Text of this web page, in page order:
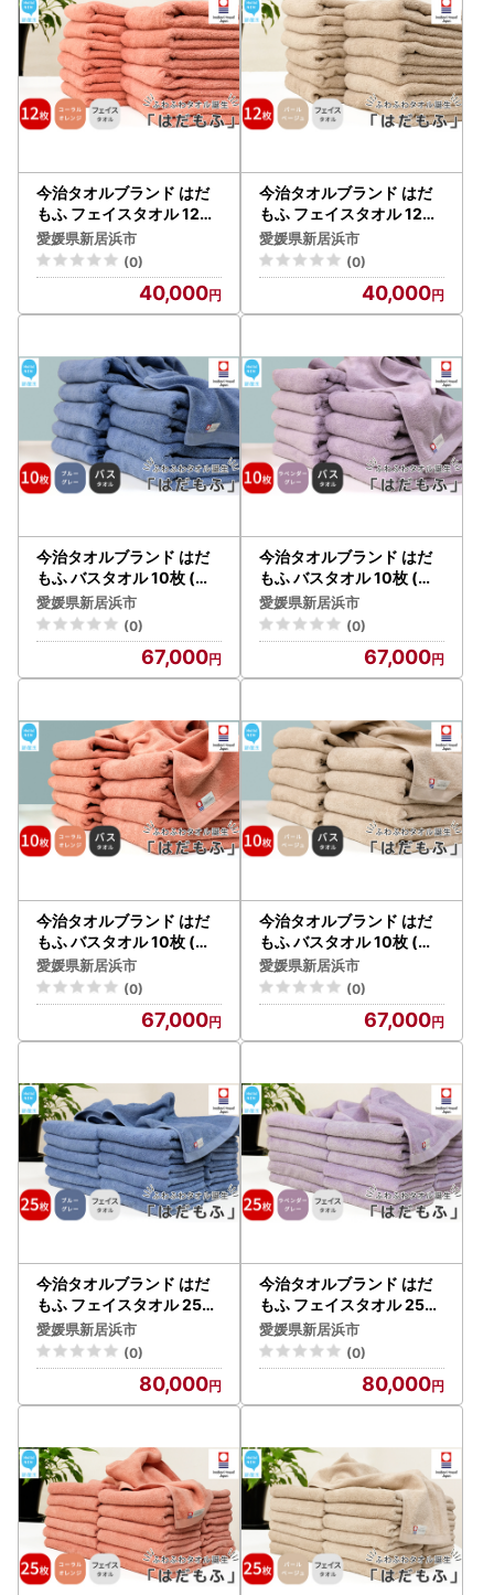
今治タオルブランド はだ
もふ フェイスタオル 12枚
(コーラルオレンジ) 【5SE
CONDS】
愛媛県新居浜市
(0)
40,000
今治タオルブランド はだ
もふ フェイスタオル 12枚
(パールベージュ) 【5SEC
ONDS】
愛媛県新居浜市
(0)
40,000
今治タオルブランド はだ
もふ バスタオル 10枚 (ブ
ルーグレー) 【5SECOND
S】
愛媛県新居浜市
(0)
67,000
今治タオルブランド はだ
もふ バスタオル 10枚 (ラ
ベンダーグレー) 【5SEC
ONDS】
愛媛県新居浜市
(0)
67,000
今治タオルブランド はだ
もふ バスタオル 10枚 (コ
ーラルオレンジ) 【5SEC
ONDS】
愛媛県新居浜市
(0)
67,000
今治タオルブランド はだ
もふ バスタオル 10枚 (パ
ールベージュ) 【5SECON
DS】
愛媛県新居浜市
(0)
67,000
今治タオルブランド はだ
もふ フェイスタオル 25枚
(ブルーグレー) 【5SECO
NDS】
愛媛県新居浜市
(0)
80,000
今治タオルブランド はだ
もふ フェイスタオル 25枚
(ラベンダーグレー) 【5SE
CONDS】
愛媛県新居浜市
(0)
80,000